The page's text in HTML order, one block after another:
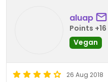
aluap
Points +16
Vegan
26 Aug 2018